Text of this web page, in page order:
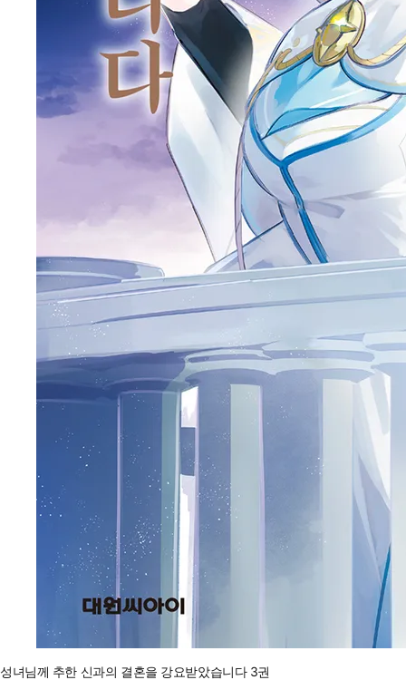
성녀님께 추한 신과의 결혼을 강요받았습니다 3권